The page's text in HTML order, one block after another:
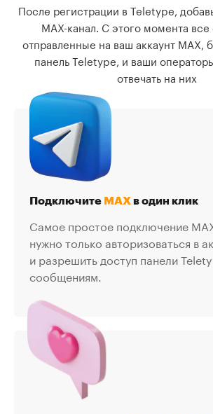
После регистрации в Teletype,
MAX-канал. С этого момента
отправленные на ваш аккаунт MAX,
панель Teletype, и ваши
отвечать на них
Подключите MAX в один клик
Самое простое подключение
нужно только авторизоваться в
и разрешить доступ панели
сообщениям.